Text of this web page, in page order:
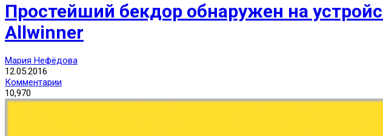
Простейший бекдор обнаружен на
Allwinner
Мария Нефёдова
12.05.2016
Комментарии
10,970